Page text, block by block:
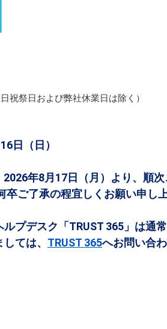
祝祭日および弊社休業日は除く）
日（日）
年8月17日（月）より、順次
ご了承の程宜しくお願い申し上
プデスク「TRUST 365」は通
ては、 TRUST 365へお問い合